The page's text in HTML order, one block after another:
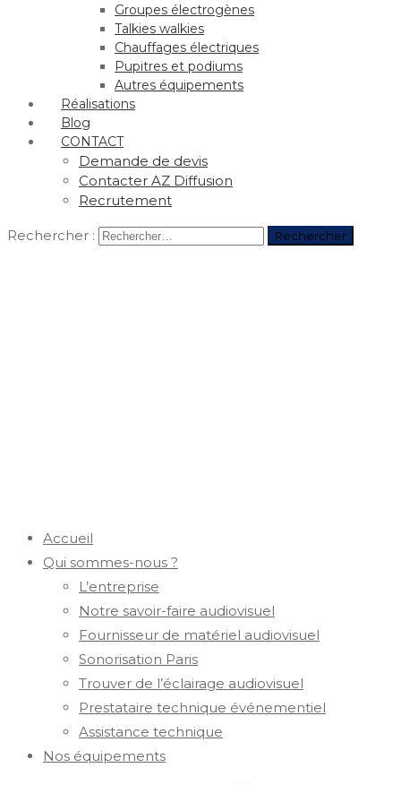
Groupes électrogènes
Talkies walkies
Chauffages électriques
Pupitres et podiums
Autres équipements
Réalisations
Blog
CONTACT
Demande de devis
Contacter AZ Diffusion
Recrutement
Rechercher :
Accueil
Qui sommes-nous ?
L’entreprise
Notre savoir-faire audiovisuel
Fournisseur de matériel audiovisuel
Sonorisation Paris
Trouver de l’éclairage audiovisuel
Prestataire technique événementiel
Assistance technique
Nos équipements